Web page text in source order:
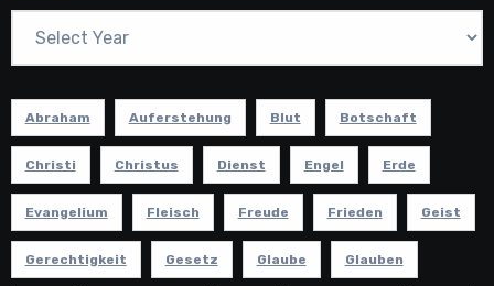
Abraham Auferstehung Blut Botschaft
Christi Christus Dienst Engel Erde
Evangelium Fleisch Freude Frieden Geist
Gerechtigkeit Gesetz Glaube Glauben